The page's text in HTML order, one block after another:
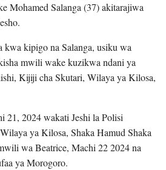
Mohamed Salanga (37) akitarajiwa
kwa kipigo na Salanga, usiku wa
mwili wake kuzikwa ndani ya
Kijiji cha Skutari, Wilaya ya Kilosa,
2024 wakati Jeshi la Polisi
ya Kilosa, Shaka Hamud Shaka
wa Beatrice, Machi 22 2024 na
ya Morogoro.